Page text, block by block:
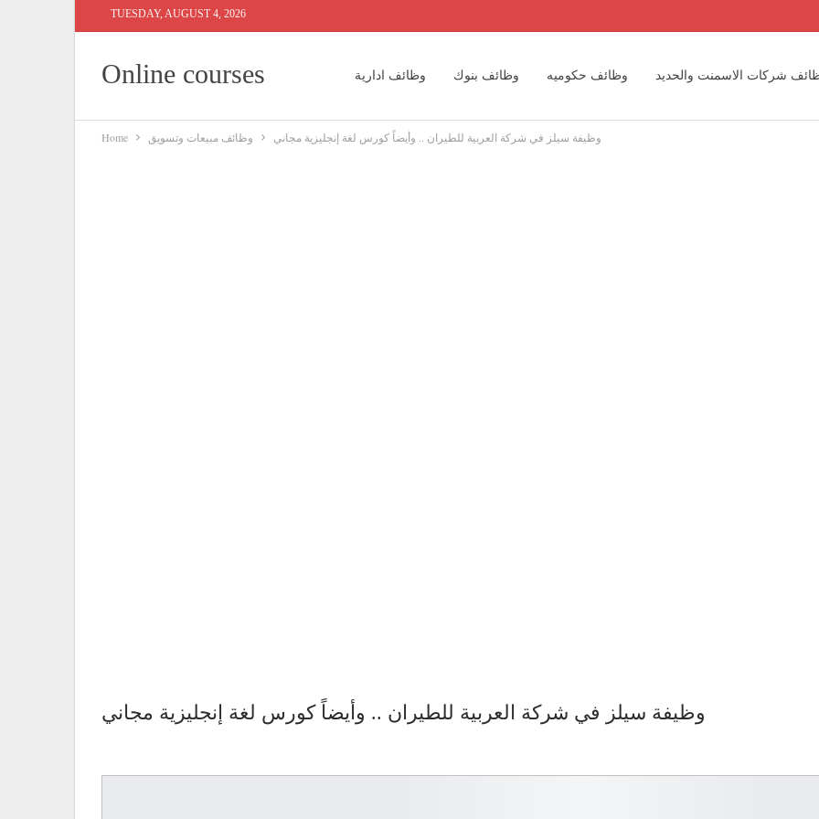
TUESDAY, AUGUST 4, 2026
Online courses وظائف ادارية وظائف بنوك وظائف حكوميه شركات الاسمنت والحديد
Home وظائف مبيعات وتسويق وظيفة سيلز في شركة العربية للطيران .. وأيضاً كورس لغة إنجليزية مجاني
وظيفة سيلز في شركة العربية للطيران .. وأيضاً كورس لغة إنجليزية مجاني